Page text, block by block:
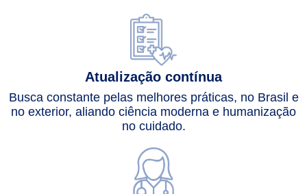
Atualização contínua
Busca constante pelas melhores práticas, no Brasil e
no exterior, aliando ciência moderna e humanização
no cuidado.